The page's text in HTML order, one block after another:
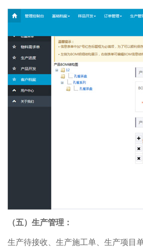
（五）生产管理：
生产待接收、生产施工单、生产项目